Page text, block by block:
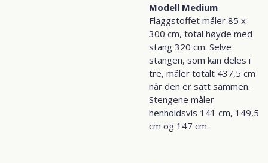
Modell Medium
Flaggstoffet måler 85 x
300 cm, total høyde med
stang 320 cm. Selve
stangen, som kan deles i
tre, måler totalt 437,5 cm
når den er satt sammen.
Stengene måler
henholdsvis 141 cm, 149,5
cm og 147 cm.